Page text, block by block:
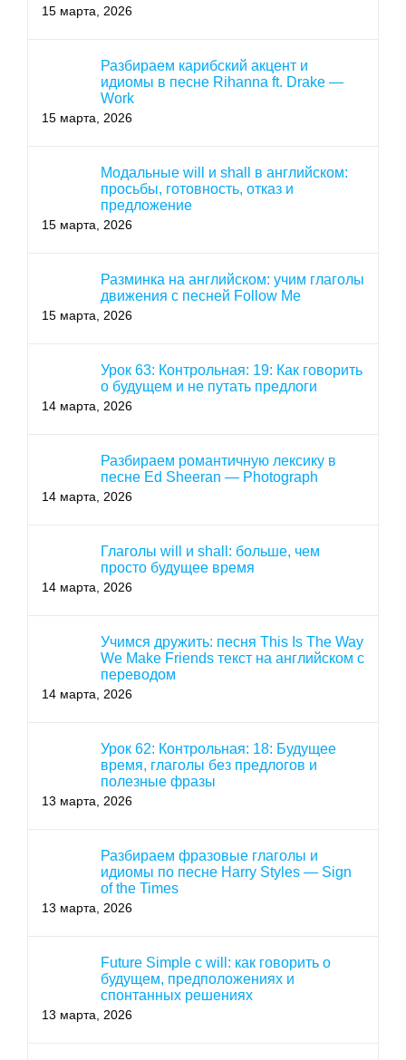
15 марта, 2026
Разбираем карибский акцент и
идиомы в песне Rihanna ft. Drake —
Work
15 марта, 2026
Модальные will и shall в английском:
просьбы, готовность, отказ и
предложение
15 марта, 2026
Разминка на английском: учим глаголы
движения с песней Follow Me
15 марта, 2026
Урок 63: Контрольная: 19: Как говорить
о будущем и не путать предлоги
14 марта, 2026
Разбираем романтичную лексику в
песне Ed Sheeran — Photograph
14 марта, 2026
Глаголы will и shall: больше, чем
просто будущее время
14 марта, 2026
Учимся дружить: песня This Is The Way
We Make Friends текст на английском с
переводом
14 марта, 2026
Урок 62: Контрольная: 18: Будущее
время, глаголы без предлогов и
полезные фразы
13 марта, 2026
Разбираем фразовые глаголы и
идиомы по песне Harry Styles — Sign
of the Times
13 марта, 2026
Future Simple с will: как говорить о
будущем, предположениях и
спонтанных решениях
13 марта, 2026